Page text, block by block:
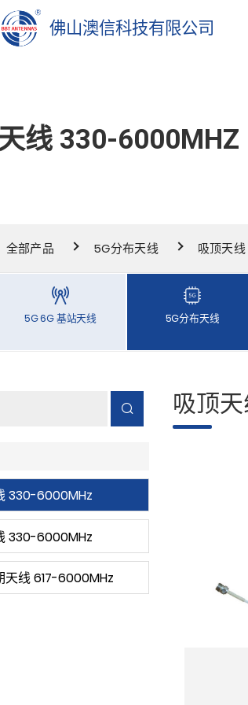
佛山澳信科技有限公司
线 330-6000MHZ
全部产品 5G分布天线 吸顶天
5G 6G 基站天线 5G分布天线
330-6000MHz
330-6000MHz
天线 617-6000MHz
吸顶